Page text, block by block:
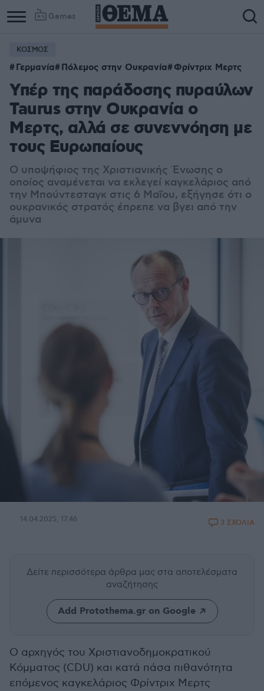
Games
ΚΟΣΜΟΣ
Γερμανία Πόλεμος στην Ουκρανία Φρίντριχ Μερτς
Υπέρ της παράδοσης πυραύλων
Taurus στην Ουκρανία ο
Μερτς, αλλά σε συνεννόηση με
τους Ευρωπαίους
Ο υποψήφιος της Χριστιανικής Ένωσης ο
οποίος αναμένεται να εκλεγεί καγκελάριος από
την Μπούντεσταγκ στις 6 Μαΐου, εξήγησε ότι ο
ουκρανικός στρατός έπρεπε να βγει από την
άμυνα
14.04.2025, 17:46 3 ΣΧΟΛΙΑ
Δείτε περισσότερα άρθρα μας στα αποτελέσματα
αναζήτησης
Add Protothema.gr on Google
Ο αρχηγός του Χριστιανοδημοκρατικού
Κόμματος (CDU) και κατά πάσα πιθανότητα
επόμενος καγκελάριος Φρίντριχ Μερτς